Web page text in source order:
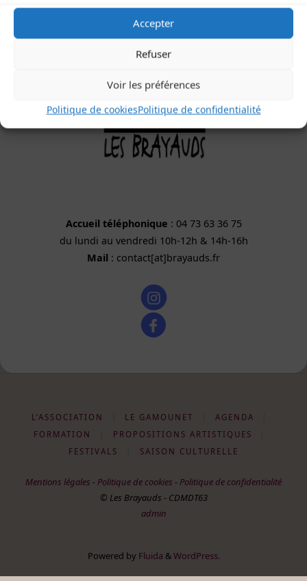
Accepter
Refuser
Voir les préférences
Politique de cookiesPolitique de confidentialité
Accueil téléphonique : 04 73 63 36 75
du lundi au vendredi 10h-12h & 14h-16h
Mail : contact[at]brayauds.fr
L’ASSOCIATION LE GAMOUNET AGENDA
FORMATION
PROPOSITIONS ARTISTIQUES
FESTIVALS
SAISON CULTURELLE
Mentions légales - Politique de cookies - Politique de confidentialité
© Les Brayauds - CDMDT63
admin
Powered byFluida &WordPress.